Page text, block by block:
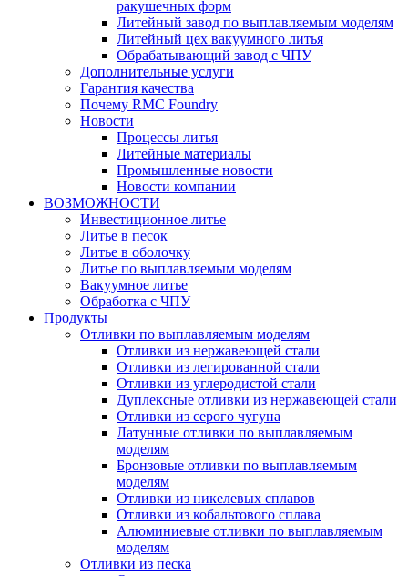
ракушечных форм
Литейный завод по выплавляемым моделям
Литейный цех вакуумного литья
Обрабатывающий завод с ЧПУ
Дополнительные услуги
Гарантия качества
Почему RMC Foundry
Новости
Процессы литья
Литейные материалы
Промышленные новости
Новости компании
ВОЗМОЖНОСТИ
Инвестиционное литье
Литье в песок
Литье в оболочку
Литье по выплавляемым моделям
Вакуумное литье
Обработка с ЧПУ
Продукты
Отливки по выплавляемым моделям
Отливки из нержавеющей стали
Отливки из легированной стали
Отливки из углеродистой стали
Дуплексные отливки из нержавеющей стали
Отливки из серого чугуна
Латунные отливки по выплавляемым
моделям
Бронзовые отливки по выплавляемым
моделям
Отливки из никелевых сплавов
Отливки из кобальтового сплава
Алюминиевые отливки по выплавляемым
моделям
Отливки из песка